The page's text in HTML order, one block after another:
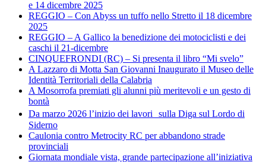
e 14 dicembre 2025
REGGIO – Con Abyss un tuffo nello Stretto il 18 dicembre
2025
REGGIO – A Gallico la benedizione dei motociclisti e dei
caschi il 21-dicembre
CINQUEFRONDI (RC) – Si presenta il libro “Mi svelo”
A Lazzaro di Motta San Giovanni Inaugurato il Museo delle
Identità Territoriali della Calabria
A Mosorrofa premiati gli alunni più meritevoli e un gesto di
bontà
Da marzo 2026 l’inizio dei lavori sulla Diga sul Lordo di
Siderno
Caulonia contro Metrocity RC per abbandono strade
provinciali
Giornata mondiale vista, grande partecipazione all’iniziativa